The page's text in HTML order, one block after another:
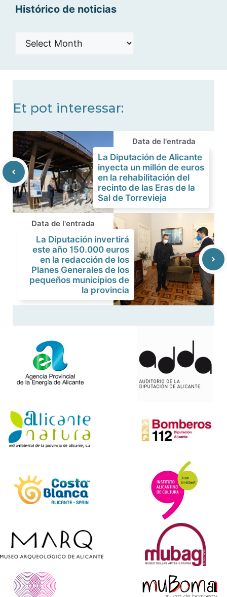
Histórico de noticias
Histórico
Et pot interessar:
Data de l'entrada
La Diputación de Alicante
inyecta un millón de euros
en la rehabilitación del
recinto de las Eras de la
Sal de Torrevieja
Data de l'entrada
La Diputación invertirá
este año 150.000 euros
en la redacción de los
Planes Generales de los
pequeños municipios de
la provincia